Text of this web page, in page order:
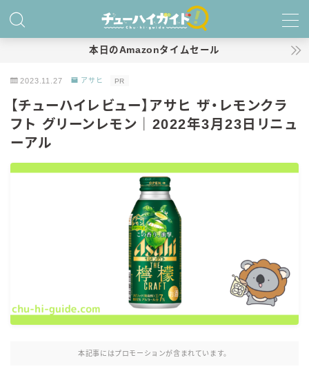
特集！
氷結 ストロング
麒麟特製サワー
麒麟 発酵サワー
本日のAmazonタイムセール
2023.11.27 アサヒ PR
【チューハイレビュー】アサヒ ザ・レモンクラ
フト グリーンレモン｜2022年3月23日リニュ
ーアル
本記事にはプロモーションが含まれています。